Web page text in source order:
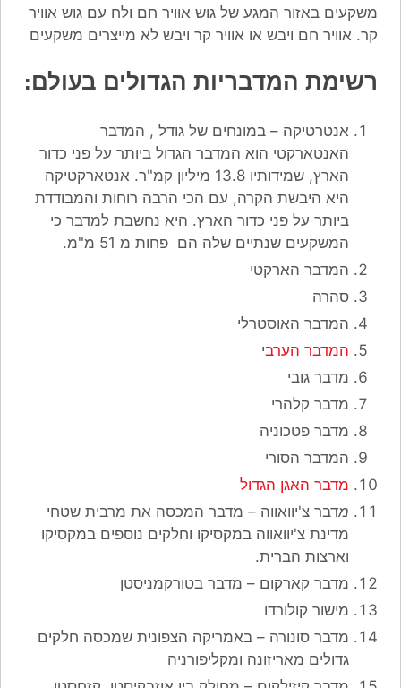
משקעים באזור המגע של גוש אוויר חם ולח עם גוש אוויר
קר. אוויר חם ויבש או אוויר קר ויבש לא מייצרים משקעים
רשימת המדבריות הגדולים בעולם:
אנטרטיקה – במונחים של גודל , המדבר
האנטארקטי הוא המדבר הגדול ביותר על פני כדור
הארץ, שמידותיו 13.8 מיליון קמ"ר. אנטארקטיקה
היא היבשת הקרה, עם הכי הרבה רוחות והמבודדת
ביותר על פני כדור הארץ. היא נחשבת למדבר כי
המשקעים שנתיים שלה הם פחות מ 51 מ"מ.
המדבר הארקטי
סהרה
המדבר האוסטרלי
המדבר הערבי
מדבר גובי
מדבר קלהרי
מדבר פטכוניה
המדבר הסורי
מדבר האגן הגדול
מדבר צ'יוואווה – מדבר המכסה את מרבית שטחי
מדינת צ'יוואווה במקסיקו וחלקים נוספים במקסיקו
וארצות הברית.
מדבר קארקום – מדבר בטורקמניסטן
מישור קולורדו
מדבר סונורה – באמריקה הצפונית שמכסה חלקים
גדולים מאריזונה ומקליפורניה